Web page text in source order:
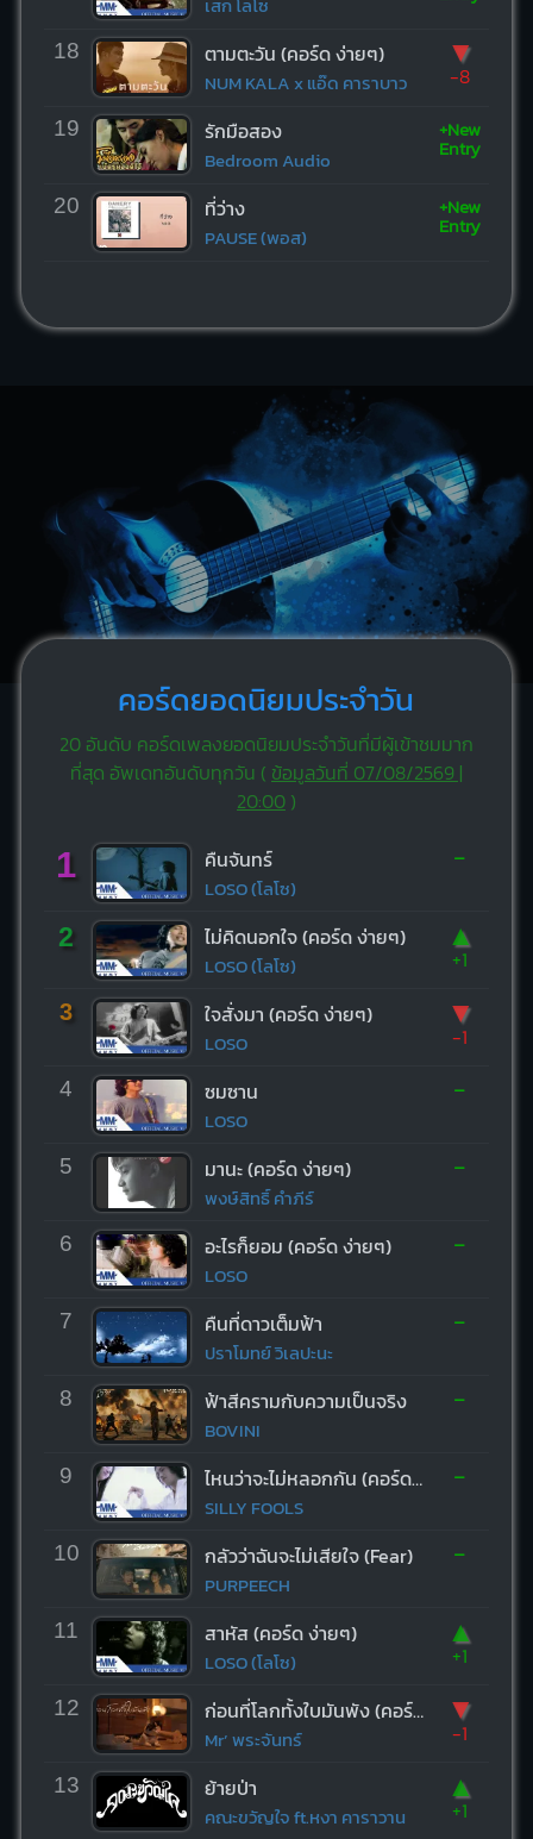
เสก โลโซ
18 ตามตะวัน (คอร์ด ง่ายๆ)
NUM KALA x แอ๊ด คาราบาว
▼
-8
19 รักมือสอง
Bedroom Audio
+New
Entry
20 ที่ว่าง
PAUSE (พอส)
+New
Entry
คอร์ดยอดนิยมประจำวัน
20 อันดับ คอร์ดเพลงยอดนิยมประจำวันที่มีผู้เข้าชมมาก
ที่สุด อัพเดทอันดับทุกวัน ( ข้อมูลวันที่ 07/08/2569 |
20:00)
1 คืนจันทร์
LOSO (โลโซ)
-
2 ไม่คิดนอกใจ (คอร์ด ง่ายๆ)
LOSO (โลโซ)
▲
+1
3 ใจสั่งมา (คอร์ด ง่ายๆ)
LOSO
▼
-1
4 ซมซาน
LOSO
-
5 มานะ (คอร์ด ง่ายๆ)
พงษ์สิทธิ์ คำภีร์
-
6 อะไรก็ยอม (คอร์ด ง่ายๆ)
LOSO
-
7 คืนที่ดาวเต็มฟ้า
ปราโมทย์ วิเลปะนะ
-
8 ฟ้าสีครามกับความเป็นจริง
BOVINI
-
9 ไหนว่าจะไม่หลอกกัน (คอร์ด ง่ายๆ)
SILLY FOOLS
-
10 กลัวว่าฉันจะไม่เสียใจ (Fear)
PURPEECH
-
11 สาหัส (คอร์ด ง่ายๆ)
LOSO (โลโซ)
▲
+1
12 ก่อนที่โลกทั้งใบมันพัง (คอร์ด ง่ายๆ)
Mr’ พระจันทร์
▼
-1
13 ย้ายป่า
คณะขวัญใจ ft.หงา คาราวาน
▲
+1